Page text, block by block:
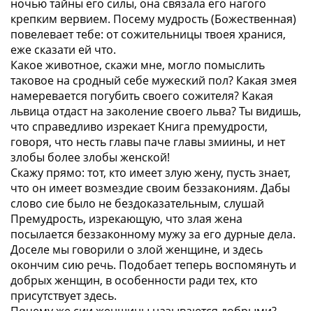
ночью тайны его силы, она связала его нагого
крепким вервием. Посему мудрость (Божественная)
повелевает тебе: от сожительницы твоея хранися,
еже сказати ей что.
Какое животное, скажи мне, могло помыслить
таковое на сродный себе мужеский пол? Какая змея
намеревается погубить своего сожителя? Какая
львица отдаст на заколение своего льва? Ты видишь,
что справедливо изрекает Книга премудрости,
говоря, что несть главы паче главы змиины, и нет
злобы более злобы женской!
Скажу прямо: тот, кто имеет злую жену, пусть знает,
что он имеет возмездие своим беззакониям. Дабы
слово сие было не бездоказательным, слушай
Премудрость, изрекающую, что злая жена
посылается беззаконному мужу за его дурные дела.
Доселе мы говорили о злой женщине, и здесь
окончим сию речь. Подобает теперь воспомянуть и
добрых женщин, в особенности ради тех, кто
присутствует здесь.